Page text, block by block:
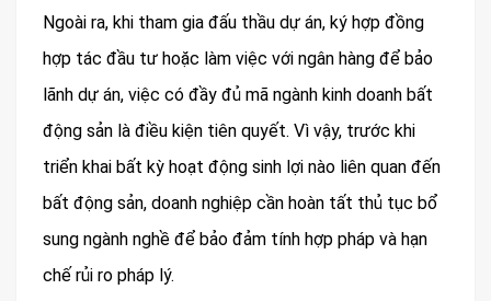
Ngoài ra, khi tham gia đấu thầu dự án, ký hợp đồng
hợp tác đầu tư hoặc làm việc với ngân hàng để bảo
lãnh dự án, việc có đầy đủ mã ngành kinh doanh bất
động sản là điều kiện tiên quyết. Vì vậy, trước khi
triển khai bất kỳ hoạt động sinh lợi nào liên quan đến
bất động sản, doanh nghiệp cần hoàn tất thủ tục bổ
sung ngành nghề để bảo đảm tính hợp pháp và hạn
chế rủi ro pháp lý.